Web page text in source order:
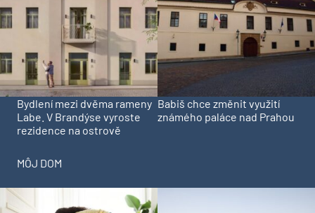
Bydlení mezi dvěma rameny
Labe. V Brandýse vyroste
rezidence na ostrově
Babiš chce změnit využití
známého paláce nad Prahou
MÔJ DOM